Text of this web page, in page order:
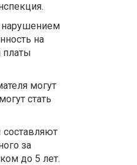
нарушением
на
платы
могут
стать
за
до 5 лет.